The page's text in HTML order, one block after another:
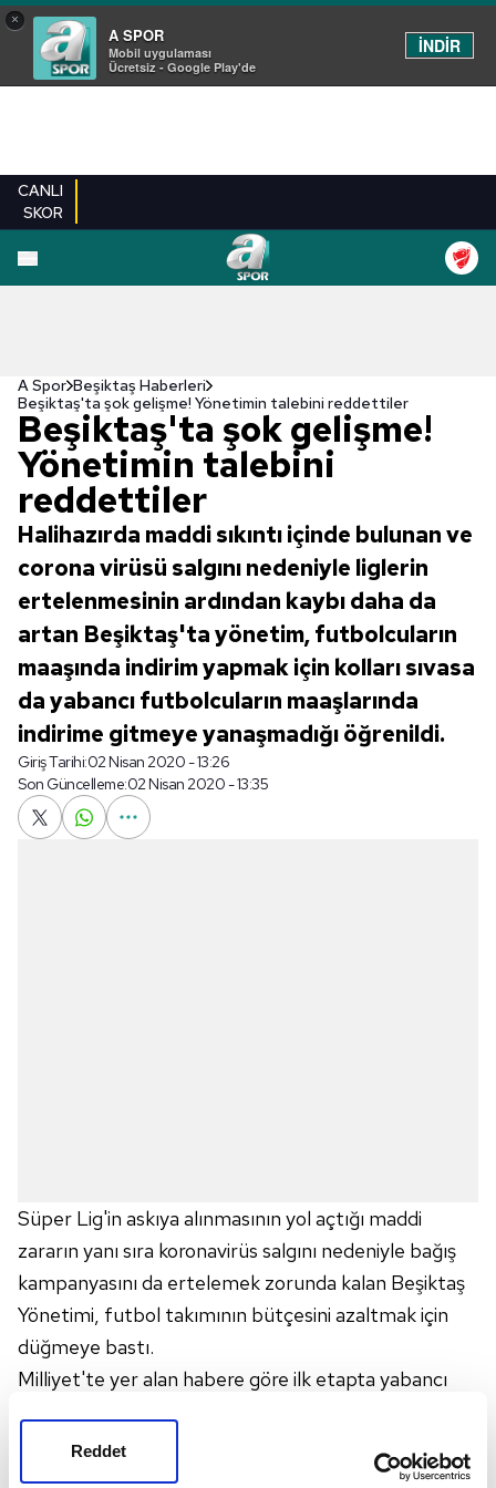
Reddet
×
A SPOR
Mobil uygulaması
Ücretsiz - Google Play'de
İNDİR
CANLI
SKOR
A Spor Beşiktaş Haberleri
Beşiktaş'ta şok gelişme! Yönetimin talebini reddettiler
Beşiktaş'ta şok gelişme!
Yönetimin talebini
reddettiler
Halihazırda maddi sıkıntı içinde bulunan ve
corona virüsü salgını nedeniyle liglerin
ertelenmesinin ardından kaybı daha da
artan Beşiktaş'ta yönetim, futbolcuların
maaşında indirim yapmak için kolları sıvasa
da yabancı futbolcuların maaşlarında
indirime gitmeye yanaşmadığı öğrenildi.
Giriş Tarihi:02 Nisan 2020 - 13:26
Son Güncelleme:02 Nisan 2020 - 13:35
Süper Lig'in askıya alınmasının yol açtığı maddi
zararın yanı sıra koronavirüs salgını nedeniyle bağış
kampanyasını da ertelemek zorunda kalan Beşiktaş
Yönetimi, futbol takımının bütçesini azaltmak için
düğmeye bastı.
Milliyet'te yer alan habere göre ilk etapta yabancı
indirim için nabız yoklayan siyah-beyazlılar hiç
kimseden olumlu yanıt alamadı.